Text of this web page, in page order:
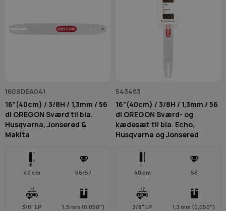
160SDEA041
16"(40cm) / 3/8H / 1,3mm / 56
dl OREGON Sværd til bla.
Husqvarna, Jonsered &
Makita
40 cm 56/57
3/8" LP 1,3 mm (0,050″)
543483
16"(40cm) / 3/8H / 1,3mm / 56
dl OREGON Sværd- og
kædesæt til bla. Echo,
Husqvarna og Jonsered
40 cm 56
3/8" LP 1,3 mm (0,050″)